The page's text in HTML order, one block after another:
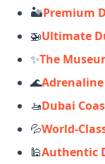
🏜️Premium
🚁Ultimate
✨The
🌊
🚤Dubai
💦World-
🕌Authentic